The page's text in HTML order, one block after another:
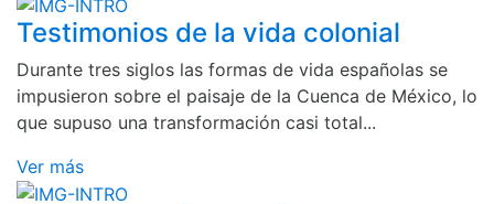
Testimonios de la vida colonial
Durante tres siglos las formas de vida españolas se
impusieron sobre el paisaje de la Cuenca de México, lo
que supuso una transformación casi total...
Ver más